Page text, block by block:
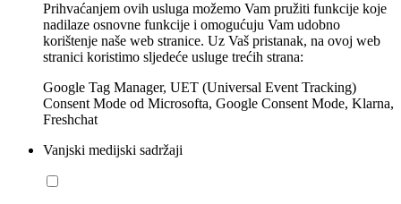
Prihvaćanjem ovih usluga možemo Vam pružiti funkcije koje
nadilaze osnovne funkcije i omogućuju Vam udobno
korištenje naše web stranice. Uz Vaš pristanak, na ovoj web
stranici koristimo sljedeće usluge trećih strana:
Google Tag Manager, UET (Universal Event Tracking)
Consent Mode od Microsofta, Google Consent Mode, Klarna,
Freshchat
Vanjski medijski sadržaji